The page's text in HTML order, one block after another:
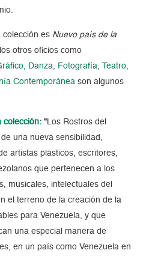
colección es Nuevo país de la
otros oficios como
Danza, Fotografía, Teatro,
Contemporánea son algunos
colección: “Los Rostros del
una nueva sensibilidad,
artistas plásticos, escritores,
que pertenecen a los
musicales, intelectuales del
el terreno de la creación de la
para Venezuela, y que
una especial manera de
en un país como Venezuela en